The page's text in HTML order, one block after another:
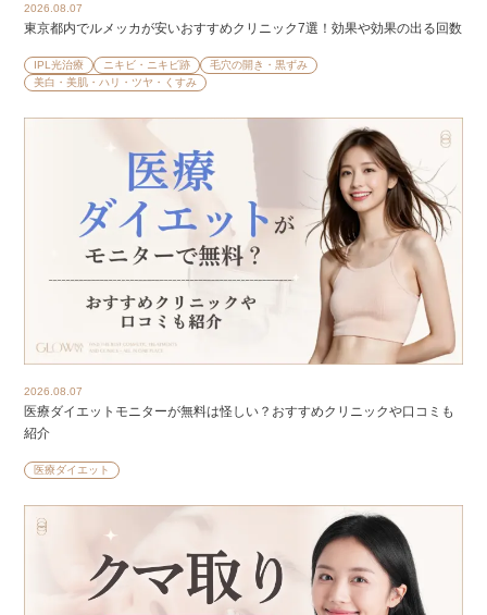
2026.08.07
東京都内でルメッカが安いおすすめクリニック7選！効果や効果の出る回数
IPL光治療 ニキビ・ニキビ跡
毛穴の開き・黒ずみ
美白・美肌・ハリ・ツヤ・くすみ
2026.08.07
医療ダイエットモニターが無料は怪しい？おすすめクリニックや口コミも
紹介
医療ダイエット